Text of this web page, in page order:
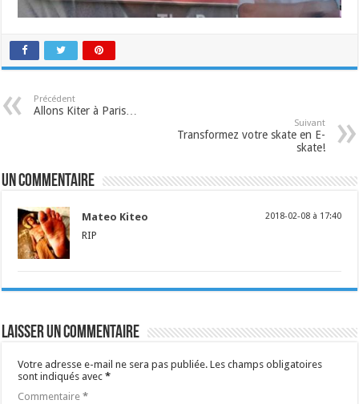
Précédent
Allons Kiter à Paris…
Suivant
Transformez votre skate en E-
skate!
Un commentaire
Mateo Kiteo 2018-02-08 à 17:40
RIP
Laisser un commentaire
Votre adresse e-mail ne sera pas publiée. Les champs obligatoires
sont indiqués avec*
Commentaire*